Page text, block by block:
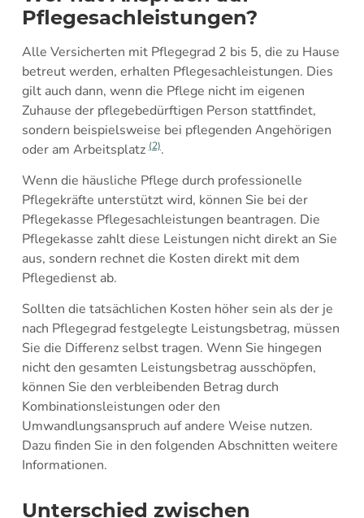
Pflegesachleistungen?
Alle Versicherten mit Pflegegrad 2 bis 5, die zu Hause
betreut werden, erhalten Pflegesachleistungen. Dies
gilt auch dann, wenn die Pflege nicht im eigenen
Zuhause der pflegebedürftigen Person stattfindet,
sondern beispielsweise bei pflegenden Angehörigen
oder am Arbeitsplatz(2).
Wenn die häusliche Pflege durch professionelle
Pflegekräfte unterstützt wird, können Sie bei der
Pflegekasse Pflegesachleistungen beantragen. Die
Pflegekasse zahlt diese Leistungen nicht direkt an Sie
aus, sondern rechnet die Kosten direkt mit dem
Pflegedienst ab.
Sollten die tatsächlichen Kosten höher sein als der je
nach Pflegegrad festgelegte Leistungsbetrag, müssen
Sie die Differenz selbst tragen. Wenn Sie hingegen
nicht den gesamten Leistungsbetrag ausschöpfen,
können Sie den verbleibenden Betrag durch
Kombinationsleistungen oder den
Umwandlungsanspruch auf andere Weise nutzen.
Dazu finden Sie in den folgenden Abschnitten weitere
Informationen.
Unterschied zwischen